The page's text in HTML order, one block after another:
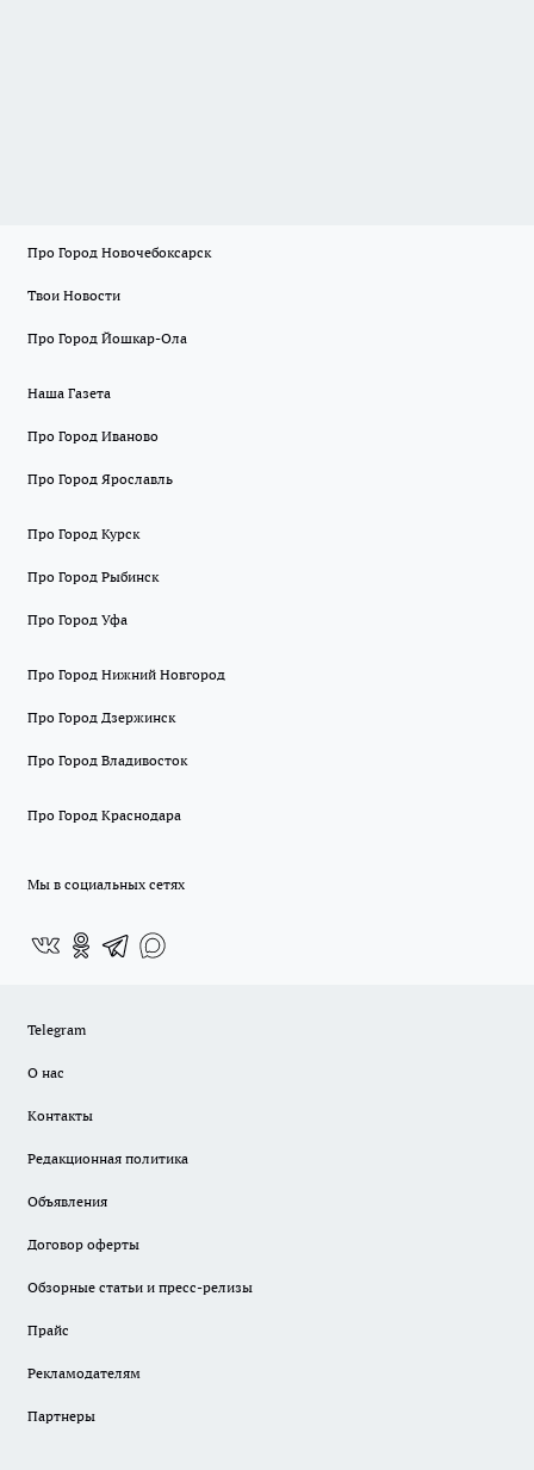
Про Город Новочебоксарск
Твои Новости
Про Город Йошкар-Ола
Наша Газета
Про Город Иваново
Про Город Ярославль
Про Город Курск
Про Город Рыбинск
Про Город Уфа
Про Город Нижний Новгород
Про Город Дзержинск
Про Город Владивосток
Про Город Краснодара
Мы в социальных сетях
Telegram
О нас
Контакты
Редакционная политика
Объявления
Договор оферты
Обзорные статьи и пресс-релизы
Прайс
Рекламодателям
Партнеры